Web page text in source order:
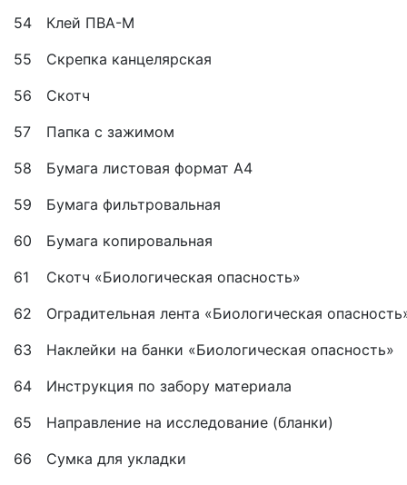
54
Клей ПВА-М
55
Скрепка канцелярская
56
Скотч
57
Папка с зажимом
58
Бумага листовая формат А4
59
Бумага фильтровальная
60
Бумага копировальная
61
Скотч «Биологическая опасность»
62
Оградительная лента «Биологическая
63
Наклейки на банки «Биологическая опасность»
64
Инструкция по забору материала
65
Направление на исследование (бланки)
66
Сумка для укладки